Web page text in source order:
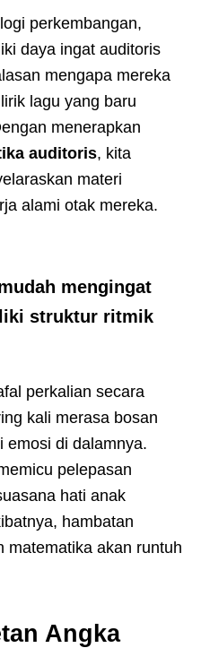
perkembangan,
daya ingat auditoris
mengapa mereka
lagu yang baru
menerapkan
auditoris, kita
materi
alami otak mereka.
mengingat
struktur ritmik
perkalian secara
kali merasa bosan
emosi di dalamnya.
pelepasan
hati anak
hambatan
matematika akan runtuh
Angka